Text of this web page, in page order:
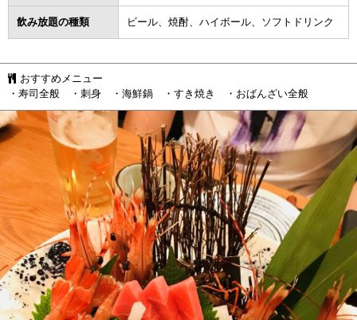
飲み放題の種類 ビール、焼酎、ハイボール、ソフトドリンク
おすすめメニュー
・寿司全般 ・刺身 ・海鮮鍋 ・すき焼き ・おばんざい全般